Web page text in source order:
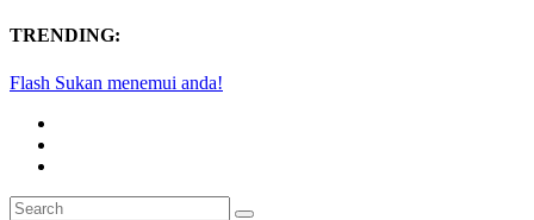
TRENDING:
Flash Sukan menemui anda!